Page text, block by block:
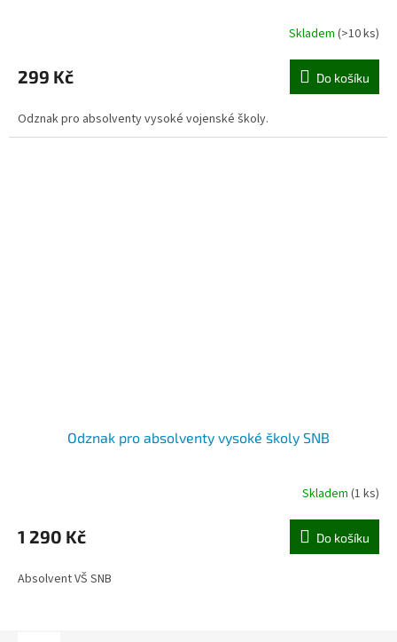
Skladem (>10 ks)
299 Kč Do košíku
Odznak pro absolventy vysoké vojenské školy.
Odznak pro absolventy vysoké školy SNB
Skladem (1 ks)
1 290 Kč Do košíku
Absolvent VŠ SNB